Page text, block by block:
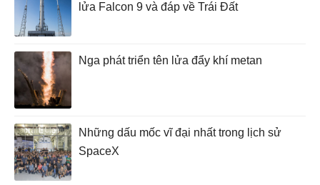
lửa Falcon 9 và đáp về Trái Đất
Nga phát triển tên lửa đẩy khí metan
Những dấu mốc vĩ đại nhất trong lịch sử
SpaceX